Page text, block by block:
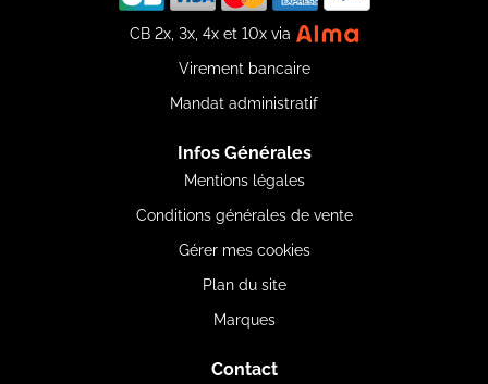
CB 2x, 3x, 4x et 10x via
Virement bancaire
Mandat administratif
Infos Générales
Mentions légales
Conditions générales de vente
Gérer mes cookies
Plan du site
Marques
Contact